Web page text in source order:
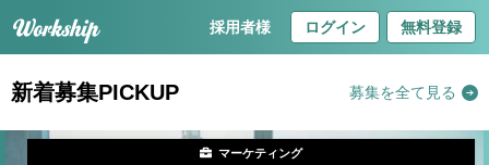
採用者様 ログイン 無料登録
新着募集PICKUP 募集を全て見る
マーケティング